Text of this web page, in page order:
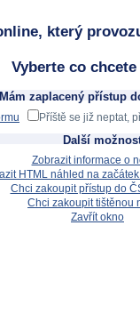
který
Vyberte co
Mám zaplacený přístup
Příště se již neptat,
Další
Zobrazit informace o
HTML náhled na
Chci zakoupit přístup do
Chci zakoupit tištěnou
Zavřít okno